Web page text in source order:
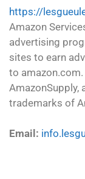
https://
Amazon
advertising
sites to earn
to
AmazonSupply,
trademarks of
Email: